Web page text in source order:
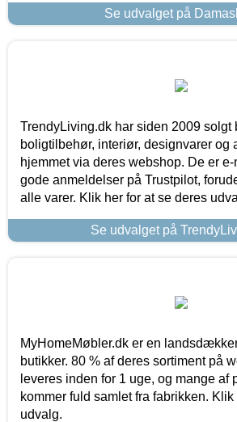
Se udvalget på
TrendyLiving.dk har siden 2009 solgt
boligtilbehør, interiør, designvarer og
hjemmet via deres webshop. De er
gode anmeldelser på Trustpilot,
alle varer. Klik her for at se deres
Se udvalget på
MyHomeMøbler.dk er en
butikker. 80 % af deres sortiment på
leveres inden for 1 uge, og mange af
kommer fuld samlet fra fabrikken.
udvalg.